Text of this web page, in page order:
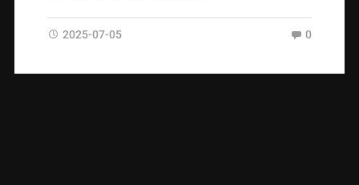
2025-07-05 0